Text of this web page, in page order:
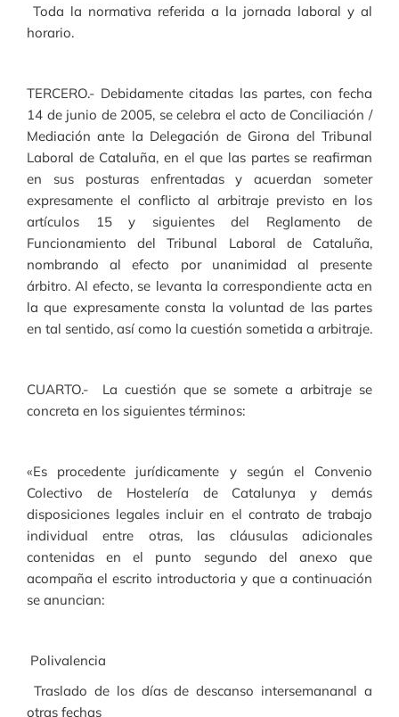
­ Toda la normativa referida a la jornada laboral y al
horario.
TERCERO.- Debidamente citadas las partes, con fecha
14 de junio de 2005, se celebra el acto de Conciliación /
Mediación ante la Delegación de Girona del Tribunal
Laboral de Cataluña, en el que las partes se reafirman
en sus posturas enfrentadas y acuerdan someter
expresamente el conflicto al arbitraje previsto en los
artículos 15 y siguientes del Reglamento de
Funcionamiento del Tribunal Laboral de Cataluña,
nombrando al efecto por unanimidad al presente
árbitro. Al efecto, se levanta la correspondiente acta en
la que expresamente consta la voluntad de las partes
en tal sentido, así como la cuestión sometida a arbitraje.
CUARTO.- La cuestión que se somete a arbitraje se
concreta en los siguientes términos:
«Es procedente jurídicamente y según el Convenio
Colectivo de Hostelería de Catalunya y demás
disposiciones legales incluir en el contrato de trabajo
individual entre otras, las cláusulas adicionales
contenidas en el punto segundo del anexo que
acompaña el escrito introductoria y que a continuación
se anuncian:
­ Polivalencia
­ Traslado de los días de descanso intersemananal a
otras fechas